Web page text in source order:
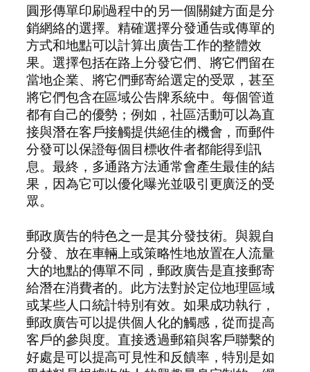
圓形傳單印刷過程中的另一個關鍵方面是分
銷網絡的選擇。精確選擇分發通告或傳單的
方式和地點可以計算出廣告工作的整體效
果。選擇包括在路上分發它們、將它們留在
當地企業、將它們郵寄給選定的受眾，甚至
將它們包含在區域公告牌系統中。每個管道
都有自己的優勢；例如，社區活動可以為直
接與潛在客戶接觸提供絕佳的機會，而郵件
分發可以保證每個目標收件者都能得到訊
息。最終，多通路方法通常會產生最佳的結
果，因為它可以優化曝光並吸引更廣泛的受
眾。
郵政廣告的特色之一是其分發技術。與親自
分發、放在車輛上或策略性地放置在人流量
大的地點的傳單不同，郵政廣告是直接郵寄
給潛在消費者的。此方法對於定位地理區域
或某些人口統計特別有效。如果成功執行，
郵政廣告可以提供個人化的觸感，從而提高
客戶的參與度。直接透過郵箱與客戶聯繫的
好處是可以提高可見性和反饋率，特別是如